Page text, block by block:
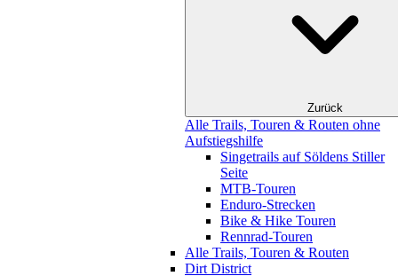
Zurück
Alle Trails, Touren & Routen ohne
Aufstiegshilfe
Singetrails auf Söldens Stiller
Seite
MTB-Touren
Enduro-Strecken
Bike & Hike Touren
Rennrad-Touren
Alle Trails, Touren & Routen
Dirt District